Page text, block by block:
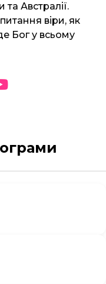
Австралії.
віри, як
Бог у всьому